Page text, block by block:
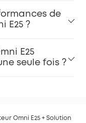
de
E25 ?
E25
seule fois ?
Omni E25 + Solution